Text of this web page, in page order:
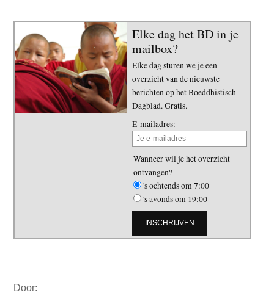
Elke dag het BD in je
mailbox?
Elke dag sturen we je een
overzicht van de nieuwste
berichten op het Boeddhistisch
Dagblad. Gratis.
E-mailadres:
Wanneer wil je het overzicht
ontvangen?
's ochtends om 7:00
's avonds om 19:00
Sidebar
Door: